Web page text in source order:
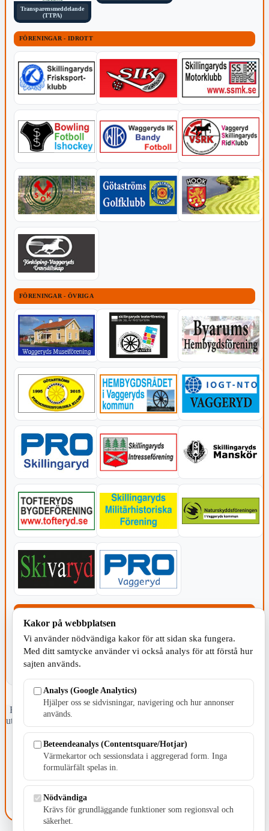
Transparensmeddelande
(TTPA)
FÖRENINGAR - IDROTT
FÖRENINGAR - ÖVRIGA
Fristående webbtidningsföretag grundat 1991 som sedan 2002 ger
ut tidningen Skillingaryd.nu och 2010 lanserades Värnamo.nu. Från
april 2026 omfattar Skillingaryd.nu tre kommuner: Gnosjö,
Värnamo och Vaggeryds kommun.
Kontakta oss
E-post: redaktionen@skillingaryd.nu
Postadress: Gisslaköp 1, 568 92 Skillingaryd
Kakinställningar
Kakor på webbplatsen
Vi använder nödvändiga kakor för att sidan ska fungera.
Med ditt samtycke använder vi också analys för att förstå hur
sajten används.
Analys (Google Analytics)
Hjälper oss se sidvisningar, navigering och hur annonser
används.
Beteendeanalys (Contentsquare/Hotjar)
Värmekartor och sessionsdata i aggregerad form. Inga
formulärfält spelas in.
Nödvändiga
Krävs för grundläggande funktioner som regionsval och
säkerhet.